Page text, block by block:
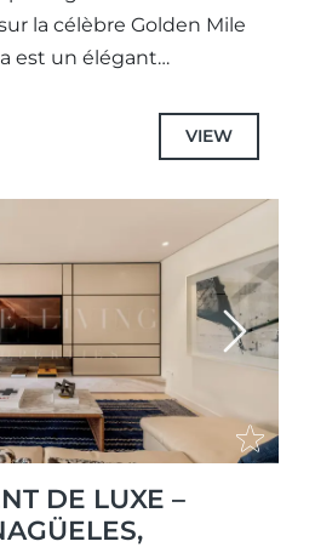
la célèbre Golden Mile
est un élégant
VIEW
Next
DE LUXE –